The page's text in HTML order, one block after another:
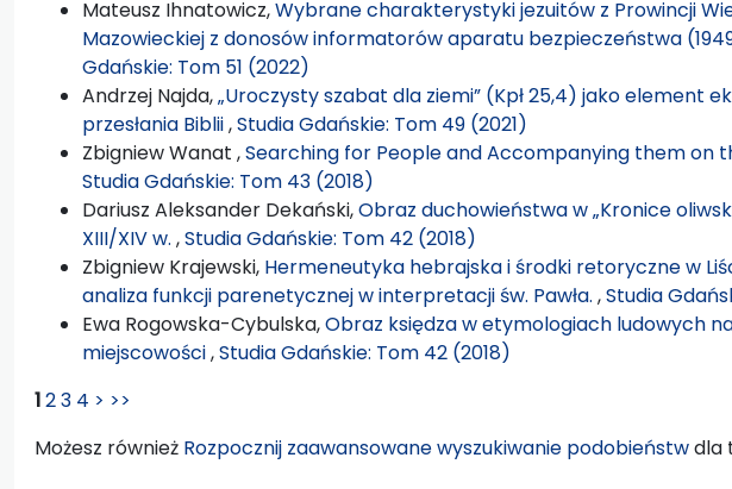
Mateusz Ihnatowicz,Wybrane charakterystyki jezuitów z Prowincji
Mazowieckiej z donosów informatorów aparatu bezpieczeństwa
Gdańskie: Tom 51 (2022)
Andrzej Najda,„Uroczysty szabat dla ziemi” (Kpł 25,4) jako element
przesłania Biblii,Studia Gdańskie: Tom 49 (2021)
Zbigniew Wanat ,Searching for People and Accompanying them on
Studia Gdańskie: Tom 43 (2018)
Dariusz Aleksander Dekański,Obraz duchowieństwa w „Kronice
XIII/XIV w. ,Studia Gdańskie: Tom 42 (2018)
Zbigniew Krajewski, Hermeneutyka hebrajska i środki retoryczne w
analiza funkcji parenetycznej w interpretacji św. Pawła. ,Studia
Ewa Rogowska-Cybulska,Obraz księdza w etymologiach ludowych
miejscowości,Studia Gdańskie: Tom 42 (2018)
123 4 > >>
Możesz również Rozpocznij zaawansowane wyszukiwanie podobieństwdla